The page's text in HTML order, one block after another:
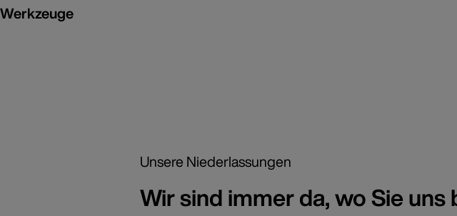
Werkzeuge
Unsere Niederlassungen
Wir sind immer da, wo Sie uns